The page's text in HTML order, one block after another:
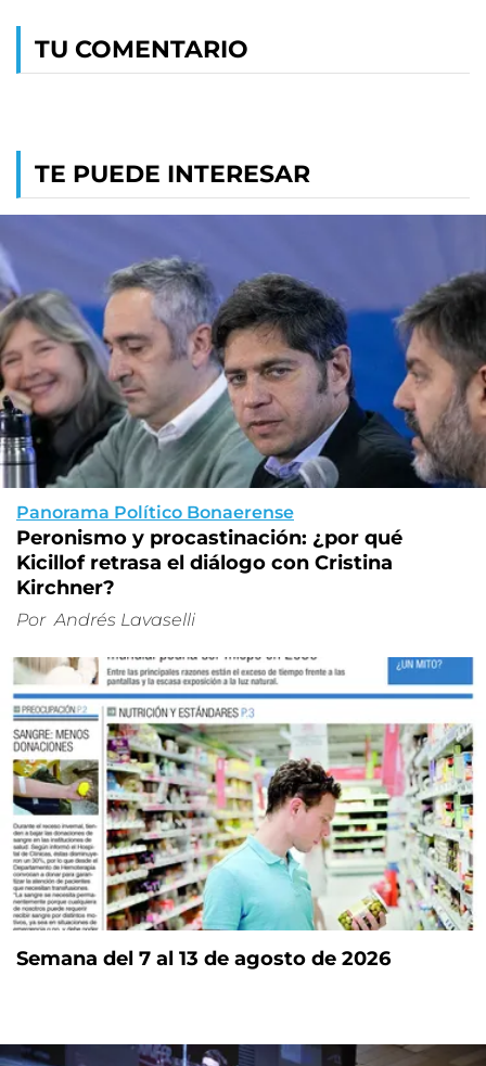
TU COMENTARIO
TE PUEDE INTERESAR
Panorama Político Bonaerense
Peronismo y procastinación: ¿por qué
Kicillof retrasa el diálogo con Cristina
Kirchner?
Por Andrés Lavaselli
Semana del 7 al 13 de agosto de 2026